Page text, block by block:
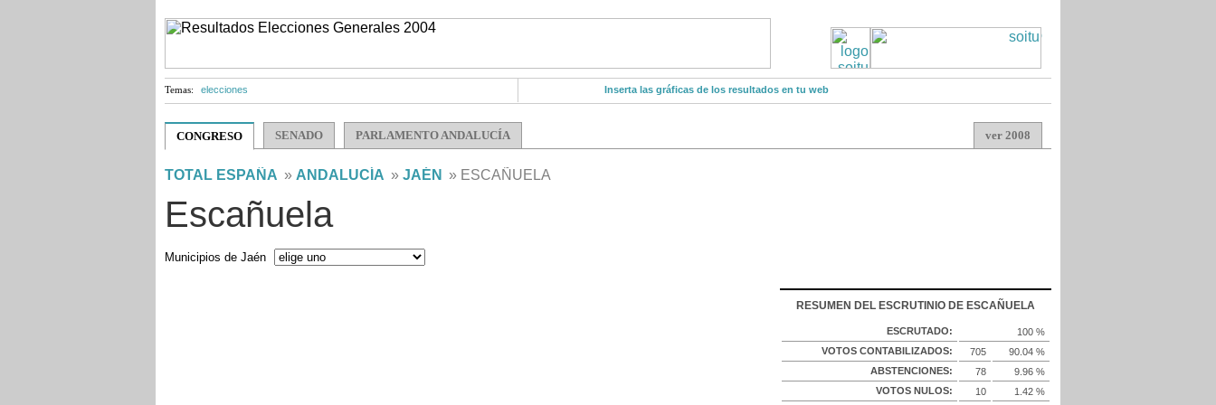
Temas: elecciones Inserta las gráficas de los resultados en tu web
CONGRESO SENADO PARLAMENTO ANDALUCÍA ver 2008
TOTAL ESPAÑA » ANDALUCÍA » JAÉN » ESCAÑUELA
Escañuela
Municipios de Jaén
RESUMEN DEL ESCRUTINIO DE ESCAÑUELA
ESCRUTADO:
100 %
VOTOS CONTABILIZADOS:
705
90.04 %
ABSTENCIONES:
78
9.96 %
VOTOS NULOS:
10
1.42 %